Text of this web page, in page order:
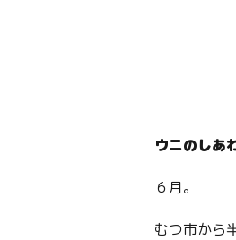
ウニのしあ
６月。
むつ市から